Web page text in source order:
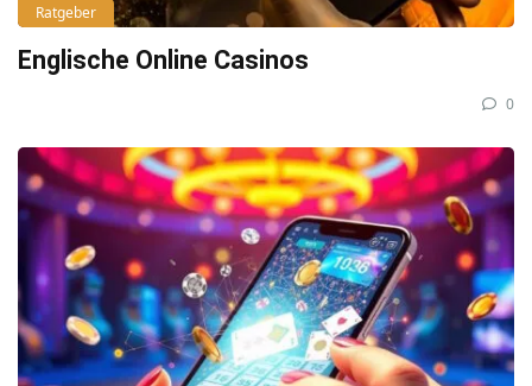
Ratgeber
Englische Online Casinos
0